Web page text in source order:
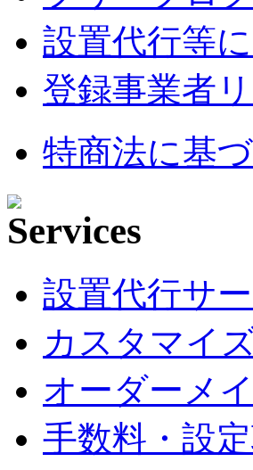
設置代行等
登録事業者
特商法に基
設置代行サ
カスタマイ
オーダーメ
手数料・設